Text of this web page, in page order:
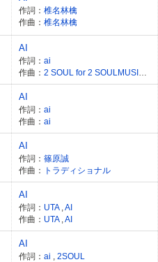
作詞： 椎名林檎
作曲： 椎名林檎
AI
作詞： ai
作曲：
AI
作詞： ai
作曲： ai
AI
作詞： 篠原誠
作曲：
トラディショナル
AI
作詞： UTA AI
作曲： UTA AI
AI
作詞： ai
2SOUL